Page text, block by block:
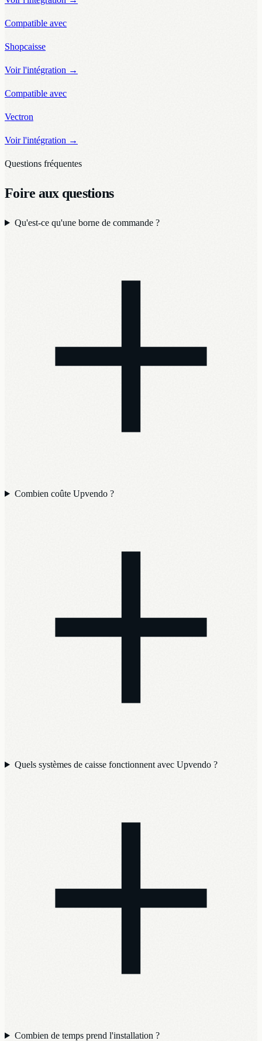
Compatible avec
Shopcaisse
Voir l'intégration →
Compatible avec
Vectron
Voir l'intégration →
Questions fréquentes
Foire aux questions
Qu'est-ce qu'une borne de commande ?
Combien coûte Upvendo ?
Quels systèmes de caisse fonctionnent avec Upvendo ?
Combien de temps prend l'installation ?